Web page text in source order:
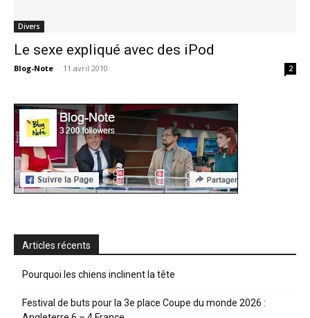
Divers
Le sexe expliqué avec des iPod
Blog-Note - 11 avril 2010 2
Articles récents
Pourquoi les chiens inclinent la tête
Festival de buts pour la 3e place Coupe du monde 2026 :